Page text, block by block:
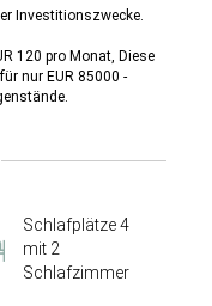
Investitionszwecke.
120 pro Monat, Diese
nur EUR 85000 -
Schlafplätze 4
mit 2
Schlafzimmer